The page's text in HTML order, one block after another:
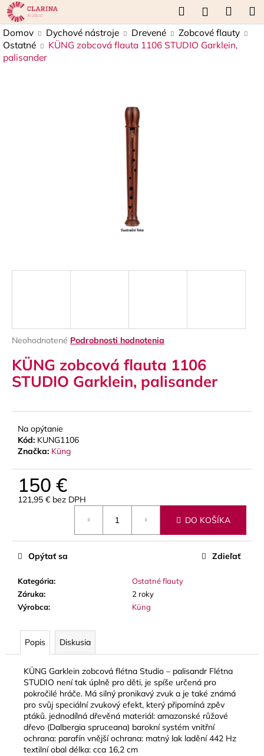
Prejsť
na
obsah
Hľadať
košík
Domov Dychové nástroje Drevené
Zobcové flauty
Ostatné
KÜNG zobcová flauta 1106 STUDIO Garklein,
palisander
Priemerné
produktu
je
0,0
Neohodnotené Podrobnosti hodnotenia
KÜNG zobcová flauta 1106
STUDIO Garklein, palisander
Na opýtanie
Kód: KUNG1106
Značka: Küng
150 €
121,95 € bez DPH
DO KOŠÍKA
Kategória:
Ostatné flauty
Záruka:
2 roky
Výrobca: Küng
Opýtať sa Zdieľať
Popis Diskusia
KÜNG Garklein zobcová flétna Studio​ – palisandr Flétna
STUDIO není tak úplně pro děti, je spíše určená pro
pokročilé hráče. Má silný pronikavý zvuk a je také známá
pro svůj speciální zvukový efekt, který připomíná zpěv
ptáků. jednodílná dřevěná materiál: amazonské růžové
dřevo (Dalbergia spruceana) barokní systém vnitřní
ochrana: parafín vnější ochrana: matný lak ladění 442 Hz
textilní obal délka: cca 16,2 cm
K
o
š
k
Späť
Späť
Č
ť
?
O
d
a
m
THOMANN
FLOW-